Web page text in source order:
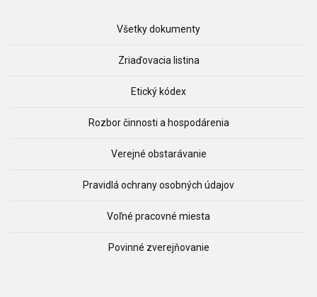
Všetky dokumenty
Zriaďovacia listina
Etický kódex
Rozbor činnosti a hospodárenia
Verejné obstarávanie
Pravidlá ochrany osobných údajov
Voľné pracovné miesta
Povinné zverejňovanie